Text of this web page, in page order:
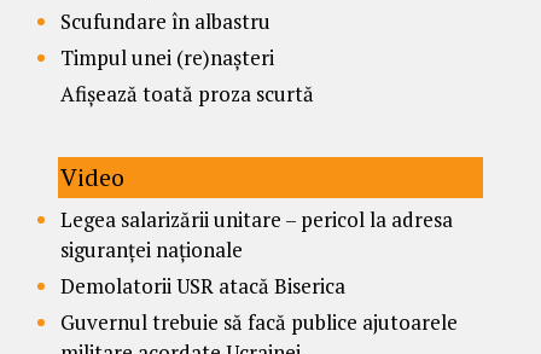
Scufundare în albastru
Timpul unei (re)nașteri
Afișează toată proza scurtă
Video
Legea salarizării unitare – pericol la adresa
siguranței naționale
Demolatorii USR atacă Biserica
Guvernul trebuie să facă publice ajutoarele